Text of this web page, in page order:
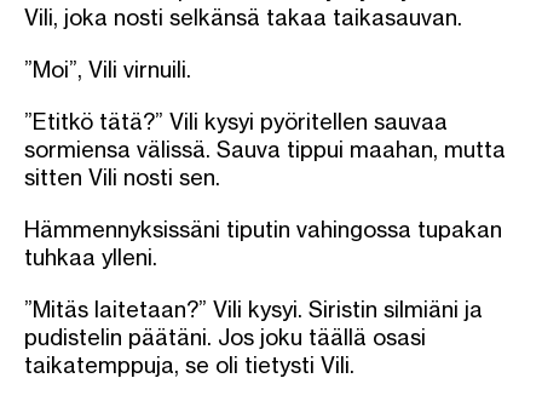
Vili, joka nosti selkänsä takaa taikasauvan.
”Moi”, Vili virnuili.
”Etitkö tätä?” Vili kysyi pyöritellen sauvaa
sormiensa välissä. Sauva tippui maahan, mutta
sitten Vili nosti sen.
Hämmennyksissäni tiputin vahingossa tupakan
tuhkaa ylleni.
”Mitäs laitetaan?” Vili kysyi. Siristin silmiäni ja
pudistelin päätäni. Jos joku täällä osasi
taikatemppuja, se oli tietysti Vili.